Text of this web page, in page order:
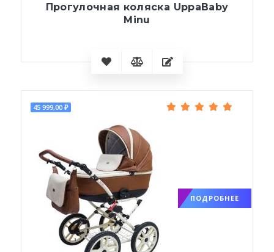
Прогулочная коляска UppaBaby
Minu
45 999,00 ₽
ПОДРОБНЕЕ